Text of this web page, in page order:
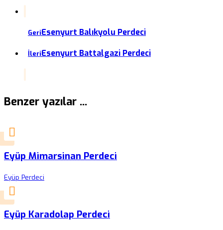
GeriEsenyurt Balıkyolu Perdeci
İleriEsenyurt Battalgazi Perdeci
Benzer yazılar ...
Eyüp Mimarsinan Perdeci
Eyüp Perdeci
Eyüp Karadolap Perdeci